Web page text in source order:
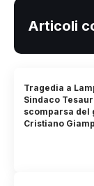
Articoli
Tragedia a
Sindaco
scomparsa del
Cristiano